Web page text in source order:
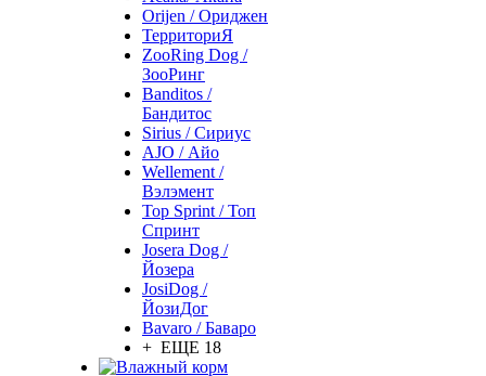
Orijen / Ориджен
ТерриториЯ
ZooRing Dog /
ЗооРинг
Banditos /
Бандитос
Sirius / Сириус
AJO / Айо
Wellement /
Вэлэмент
Top Sprint / Топ
Спринт
Josera Dog /
Йозера
JosiDog /
ЙозиДог
Bavaro / Баваро
+ ЕЩЕ 18